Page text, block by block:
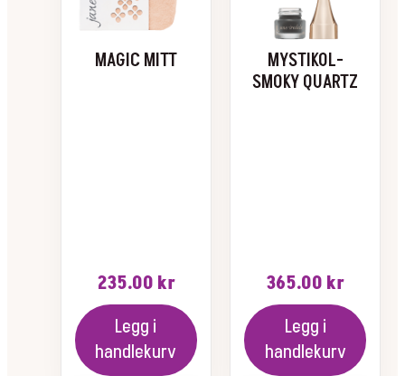
MAGIC MITT
235.00 kr
Legg i
handlekurv
MYSTIKOL-
SMOKY QUARTZ
365.00 kr
Legg i
handlekurv